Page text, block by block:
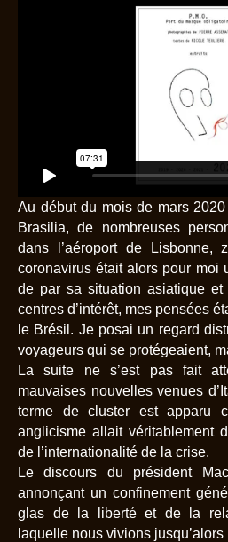
Au début du mois de mars
Brasilia, de nombreuses
dans l’aéroport de Lisbonne,
coronavirus était alors pour moi
de par sa situation asiatique
centres d’intérêt, mes pensées
le Brésil. Je posai un regard
voyageurs qui se protégeaient,
La suite ne s’est pas fait
mauvaises nouvelles venues
terme de cluster est apparu
anglicisme allait véritablement
de l’internationalité de la crise.
Le discours du président
annonçant un confinement
glas de la liberté et de la
laquelle nous vivions